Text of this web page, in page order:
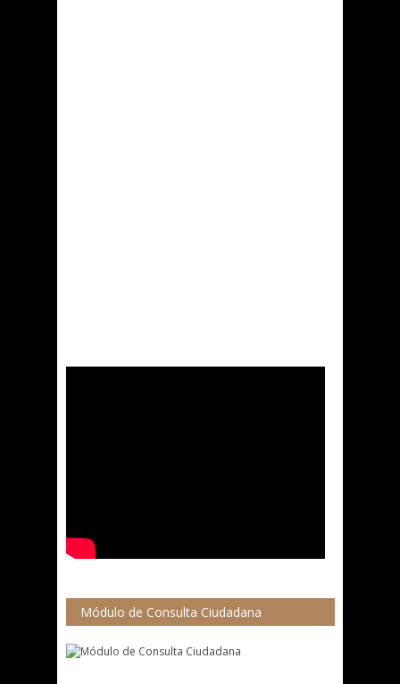
Módulo de Consulta Ciudadana